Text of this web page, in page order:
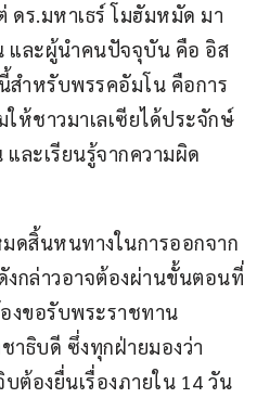
ดร.มหาเธร์ โมฮัมหมัด มา
และผู้นำคนปัจจุบัน คือ อิส
สำหรับพรรคอัมโน คือการ
ห้ชาวมาเลเซียได้ประจักษ์
ละเรียนรู้จากความผิด
ดสิ้นหนทางในการออกจาก
งกล่าวอาจต้องผ่านขั้นตอนที่
งขอรับพระราชทาน
าธิบดี ซึ่งทุกฝ่ายมองว่า
ต้องยื่นเรื่องภายใน 14 วัน